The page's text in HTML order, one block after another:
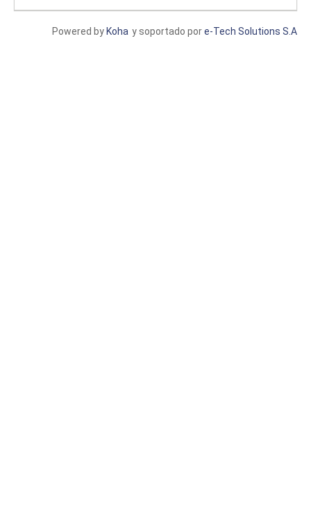
y soportado pore-Tech Solutions S.A
Powered by Koha